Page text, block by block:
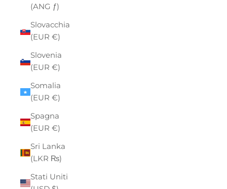
(ANG ƒ)
Slovacchia
(EUR €)
Slovenia
(EUR €)
Somalia
(EUR €)
Spagna
(EUR €)
Sri Lanka
(LKR ₨)
Stati Uniti